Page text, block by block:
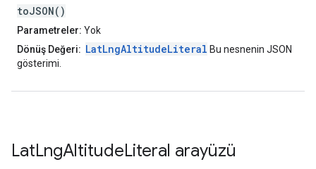
toJSON()
Parametreler: Yok
Dönüş Değeri: LatLngAltitudeLiteral Bu nesnenin JSON
gösterimi.
LatLngAltitudeLiteral arayüzü